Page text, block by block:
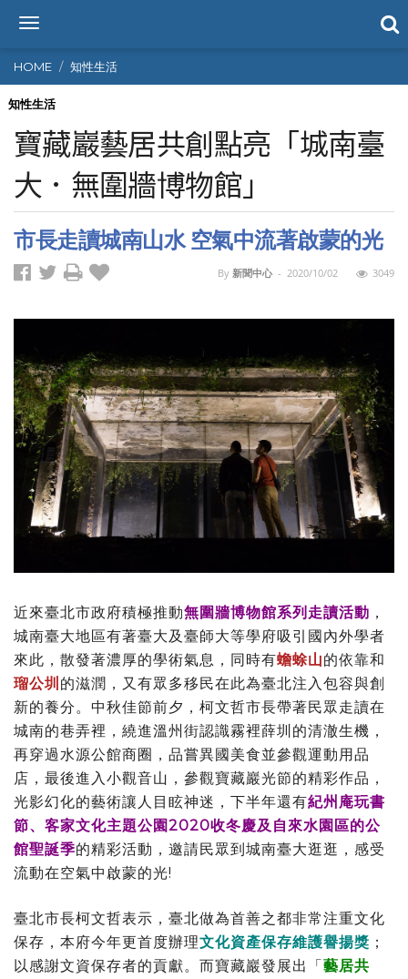
T
g
g
l
n
a
v
g
a
HOME 知性生活
知性生活
寶藏巖藝居共創點亮「城南臺
大．無圍牆博物館」
市長走讀城南山水 空氣中流著啟蒙的光
By 新聞中心 - 2020/10/02 3049
近來臺北市政府積極推動無圍牆博物館系列走讀活動 ，
城南臺大地區有著臺大及臺師大等學府吸引國內外學者
來此，散發著濃厚的學術氣息，同時有蟾蜍山的依靠和
瑠公圳 的滋潤，又有眾多移民在此為臺北注入包容與創
新的養分。中秋佳節前夕，柯文哲市長帶著民眾走讀在
城南的巷弄裡，繞進溫州街認識霧裡薛圳的清澈生機，
再穿過水源公館商圈，品嘗異國美食並參觀運動用品
店，最後進入小觀音山，參觀寶藏巖光節的精彩作品，
光影幻化的藝術讓人目眩神迷，下半年還有紀州庵玩書
節、客家文化主題公園2020收冬慶及自來水園區的公
館聖誕季的精彩活動，邀請民眾到城南臺大逛逛，感受
流動在空氣中啟蒙的光!
臺北市長柯文哲表示，臺北做為首善之都非常注重文化
保存，本府今年更首度辦理文化資產保存維護譽揚獎 ；
以感謝文資保存者的貢獻。而寶藏巖發展出「藝居共